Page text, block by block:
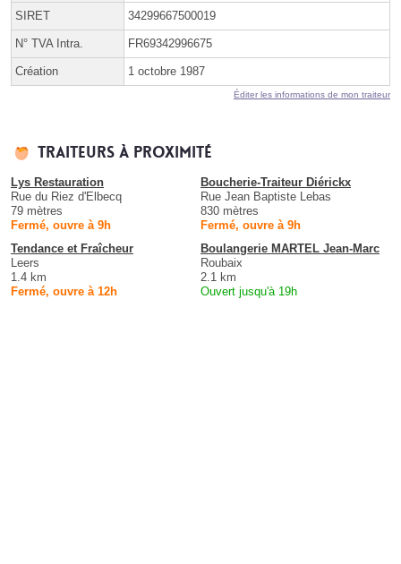
SIRET 34299667500019
N° TVA Intra. FR69342996675
Création 1 octobre 1987
Éditer les informations de mon traiteur
Traiteurs à proximité
Lys Restauration
Rue du Riez d'Elbecq
79 mètres
Fermé, ouvre à 9h
Boucherie-Traiteur Diérickx
Rue Jean Baptiste Lebas
830 mètres
Fermé, ouvre à 9h
Tendance et Fraîcheur
Leers
1.4 km
Fermé, ouvre à 12h
Boulangerie MARTEL Jean-Marc
Roubaix
2.1 km
Ouvert jusqu'à 19h